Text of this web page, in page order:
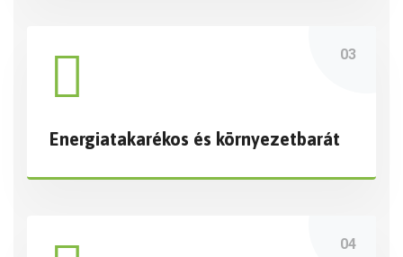
Energiatakarékos és környezetbarát